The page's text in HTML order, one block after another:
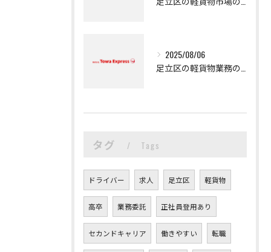
2025/08/06
タグ Tags
ドライバー 求人 足立区 軽貨物
高卒 業務委託 正社員登用あり
セカンドキャリア 働きやすい 転職